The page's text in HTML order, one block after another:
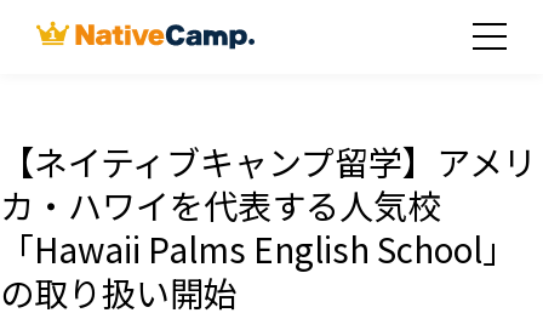
【ネイティブキャンプ留学】アメリ
カ・ハワイを代表する人気校
「Hawaii Palms English School」
の取り扱い開始